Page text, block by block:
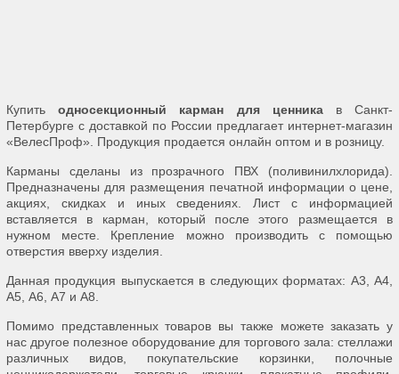
Купитьодносекционный карман для ценникав Санкт-
Петербурге с доставкой по России предлагает интернет-магазин
«ВелесПроф». Продукция продается онлайн оптом и в розницу.
Карманы сделаны из прозрачного ПВХ (поливинилхлорида).
Предназначены для размещения печатной информации о цене,
акциях, скидках и иных сведениях. Лист с информацией
вставляется в карман, который после этого размещается в
нужном месте. Крепление можно производить с помощью
отверстия вверху изделия.
Данная продукция выпускается в следующих форматах: А3, А4,
А5, А6, А7 и А8.
Помимо представленных товаров вы также можете заказать у
нас другое полезное оборудование для торгового зала: стеллажи
различных видов, покупательские корзинки, полочные